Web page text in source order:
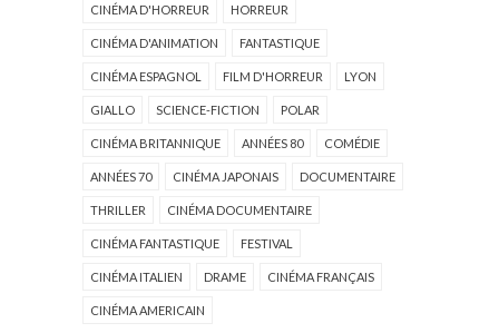
CINÉMA D'HORREUR HORREUR
CINÉMA D'ANIMATION FANTASTIQUE
CINÉMA ESPAGNOL FILM D'HORREUR LYON
GIALLO SCIENCE-FICTION POLAR
CINÉMA BRITANNIQUE ANNÉES 80 COMÉDIE
ANNÉES 70 CINÉMA JAPONAIS DOCUMENTAIRE
THRILLER CINÉMA DOCUMENTAIRE
CINÉMA FANTASTIQUE FESTIVAL
CINÉMA ITALIEN DRAME CINÉMA FRANÇAIS
CINÉMA AMERICAIN